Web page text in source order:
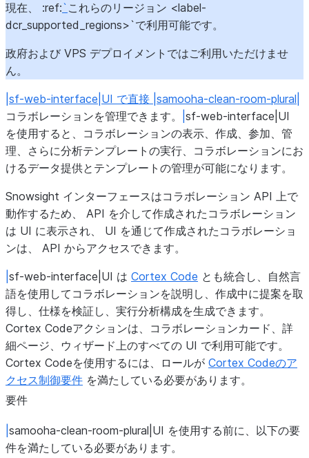
現在、 :ref:` これらのリージョン <label-
dcr_supported_regions>`で利用可能です。
政府および VPS デプロイメントではご利用いただけませ
ん。
|sf-web-interface|UI で直接 |samooha-clean-room-plural|
コラボレーションを管理できます。
sf-web-interface|UI
を使用すると、コラボレーションの表示、作成、参加、管
理、さらに分析テンプレートの実行、コラボレーションにお
けるデータ提供とテンプレートの管理が可能になります。
Snowsight インターフェースはコラボレーション API 上で
動作するため、 API を介して作成されたコラボレーション
は UI に表示され、 UI を通じて作成されたコラボレーショ
ンは、 API からアクセスできます。
sf-web-interface|UI は Cortex Code とも統合し、自然言
語を使用してコラボレーションを説明し、作成中に提案を取
得し、仕様を検証し、実行分析構成を生成できます。
Cortex Codeアクションは、コラボレーションカード、詳
細ページ、ウィザード上のすべての UI で利用可能です。
Cortex Codeを使用するには、ロールが Cortex Codeのア
クセス制御要件 を満たしている必要があります。
要件
samooha-clean-room-plural|UI を使用する前に、以下の要
件を満たしている必要があります。